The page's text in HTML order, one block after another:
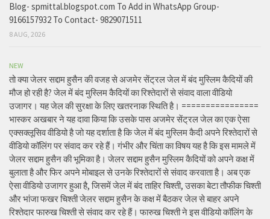
Blog- spmittal.blogspot.com To Add in WhatsApp Group-
9166157932 To Contact- 9829071511
8 AUG, 2026
NEW
तो क्या जेलर सद्दाम हुसैन की वजह से अजमेर सेंट्रल जेल में बंद मुस्लिम कैदियों की
मौज हो रही है? जेल में बंद मुस्लिम कैदियों का रिश्तेदारों से संवाद वाला वीडियो
उजागर। यह जेल की सुरक्षा के लिए खतरनाक स्थिति है। ================
भास्कर अखबार ने यह दावा किया कि उसके पास अजमेर सेंट्रल जेल का एक ऐसा
एक्सक्लूसिव वीडियो है जो यह दर्शाता है कि जेल में बंद मुस्लिम कैदी अपने रिश्तेदारों से
वीडियो कॉलिंग पर संवाद कर रहे हैं। गंभीर और चिंता का विषय यह है कि इस मामले में
जेलर सद्दाम हुसैन की भूमिका है। जेलर सद्दाम हुसैन मुस्लिम कैदियों को अपने कक्ष में
बुलाता है और फिर अपने मोबाइल से उनके रिश्तेदारों से संवाद करवाता है। अब एक
ऐसा वीडियो उजागर हुआ है, जिसमें जेल में बंद ताहिर चिश्ती, उसका बेटा तौफीक चिश्ती
और भांजा फखर चिश्ती जेलर सद्दाम हुसैन के कक्ष में बैठकर जेल से बाहर अपने
रिश्तेदार फारुख चिश्ती से संवाद कर रहे हैं। फारुख चिश्ती ने इस वीडियो कॉलिंग के